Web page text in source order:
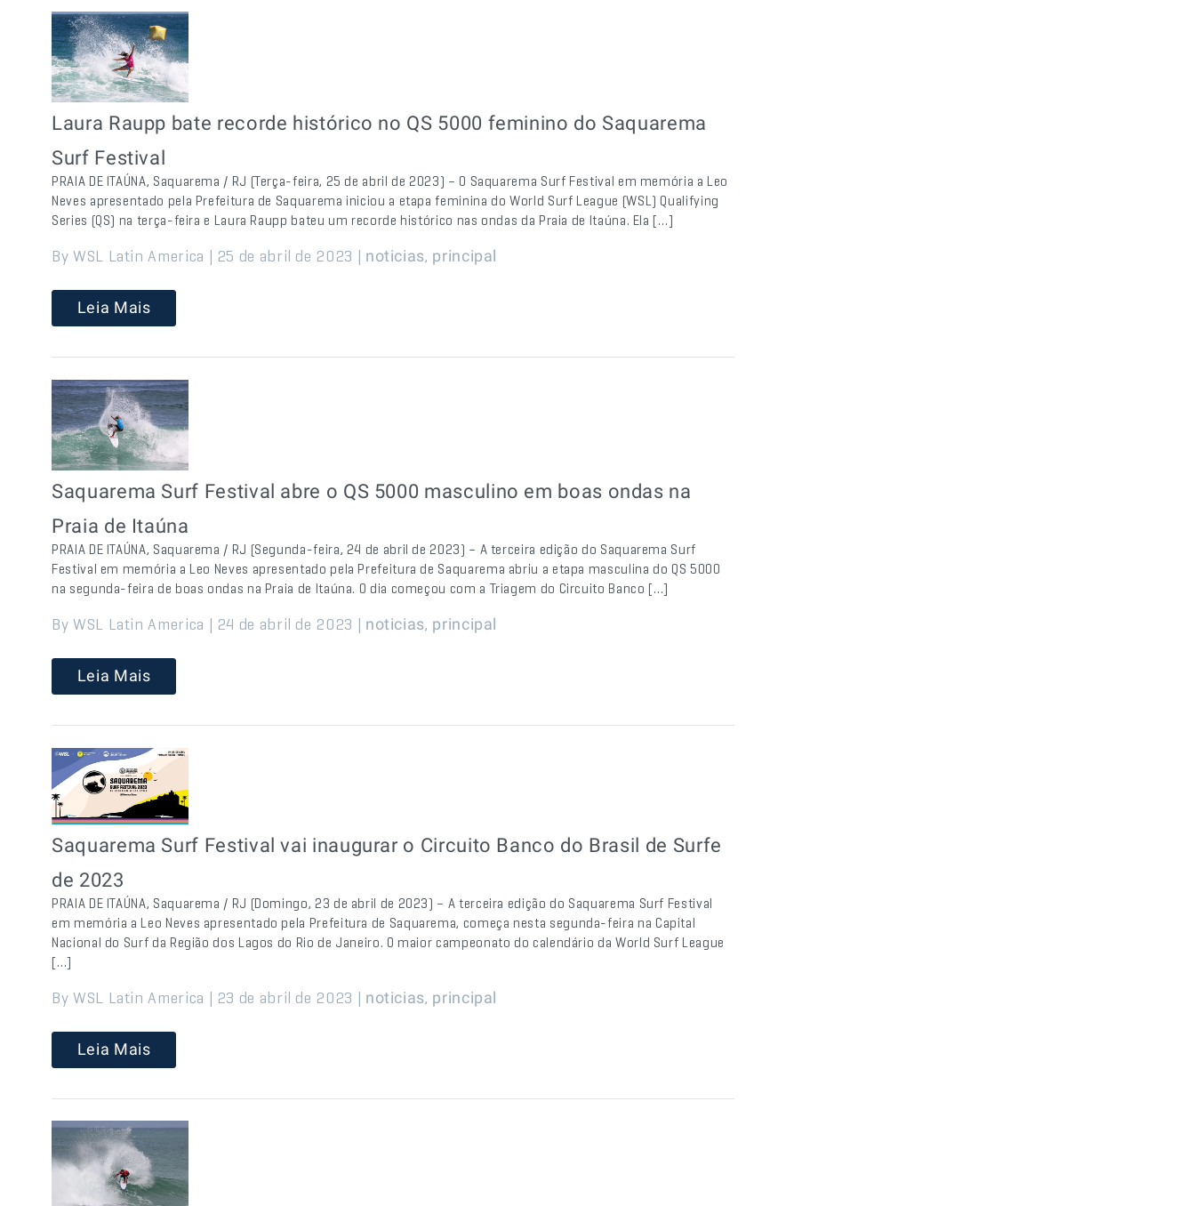
Laura Raupp bate recorde histórico no QS 5000 feminino do Saquarema
Surf Festival
PRAIA DE ITAÚNA, Saquarema / RJ (Terça-feira, 25 de abril de 2023) – O Saquarema Surf Festival em memória a Leo
Neves apresentado pela Prefeitura de Saquarema iniciou a etapa feminina do World Surf League (WSL) Qualifying
Series (QS) na terça-feira e Laura Raupp bateu um recorde histórico nas ondas da Praia de Itaúna. Ela […]
By WSL Latin America | 25 de abril de 2023 | noticias, principal
Leia Mais
Saquarema Surf Festival abre o QS 5000 masculino em boas ondas na
Praia de Itaúna
PRAIA DE ITAÚNA, Saquarema / RJ (Segunda-feira, 24 de abril de 2023) – A terceira edição do Saquarema Surf
Festival em memória a Leo Neves apresentado pela Prefeitura de Saquarema abriu a etapa masculina do QS 5000
na segunda-feira de boas ondas na Praia de Itaúna. O dia começou com a Triagem do Circuito Banco […]
By WSL Latin America | 24 de abril de 2023 | noticias, principal
Leia Mais
Saquarema Surf Festival vai inaugurar o Circuito Banco do Brasil de Surfe
de 2023
PRAIA DE ITAÚNA, Saquarema / RJ (Domingo, 23 de abril de 2023) – A terceira edição do Saquarema Surf Festival
em memória a Leo Neves apresentado pela Prefeitura de Saquarema, começa nesta segunda-feira na Capital
Nacional do Surf da Região dos Lagos do Rio de Janeiro. O maior campeonato do calendário da World Surf League
[…]
By WSL Latin America | 23 de abril de 2023 | noticias, principal
Leia Mais